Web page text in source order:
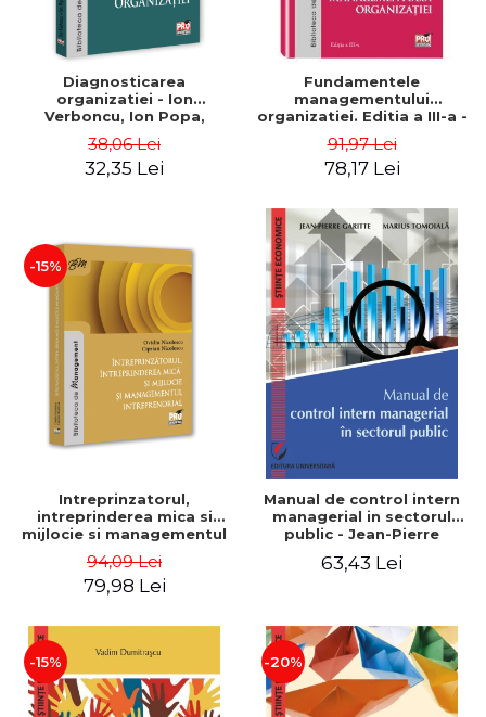
Diagnosticarea
organizatiei - Ion
Verboncu, Ion Popa,
38,06 Lei
32,35 Lei
Fundamentele
managementului
organizatiei. Editia a III-a -
91,97 Lei
78,17 Lei
-15%
Intreprinzatorul,
intreprinderea mica si
mijlocie si managementul
Nicolescu, Ciprian
Nicolescu
94,09 Lei
79,98 Lei
Manual de control intern
managerial in sectorul
public - Jean-Pierre
63,43 Lei
-15% -20%